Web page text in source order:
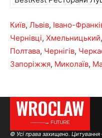
Київ, Львів, Івано-
Чернівці, Хмельницький,
Полтава, Чернігів,
Запоріжжя, Миколаїв,
WROCLAW
———→ FUTURE
© Усі права захищено.